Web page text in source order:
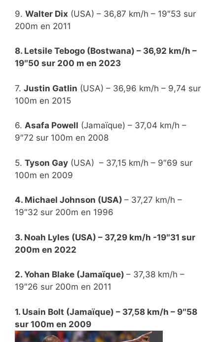
9. Walter Dix (USA) – 36,87 km/h – 19″53 sur
200m en 2011
8. Letsile Tebogo (Bostwana) – 36,92 km/h –
19″50 sur 200 m en 2023
7. Justin Gatlin (USA) – 36,96 km/h – 9,74 sur
100m en 2015
6. Asafa Powell (Jamaïque) – 37,04 km/h –
9″72 sur 100m en 2008
5. Tyson Gay (USA) – 37,15 km/h – 9″69 sur
100m en 2009
4. Michael Johnson (USA) – 37,27 km/h –
19″32 sur 200m en 1996
3. Noah Lyles (USA) – 37,29 km/h -19″31 sur
200m en 2022
2. Yohan Blake (Jamaïque) – 37,38 km/h –
19″26 sur 200m en 2011
1. Usain Bolt (Jamaïque) – 37,58 km/h – 9″58
sur 100m en 2009